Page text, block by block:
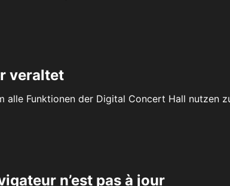
veraltet
alle Funktionen der Digital Concert Hall nutzen
n’est pas à jour